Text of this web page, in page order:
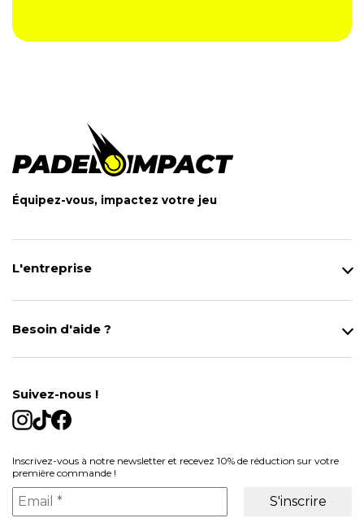
Équipez-vous, impactez votre jeu
L'entreprise
Besoin d'aide ?
Contact
Gestion des cookies
Suivez-nous !
Inscrivez-vous à notre newsletter et recevez 10% de réduction sur votre
première commande !